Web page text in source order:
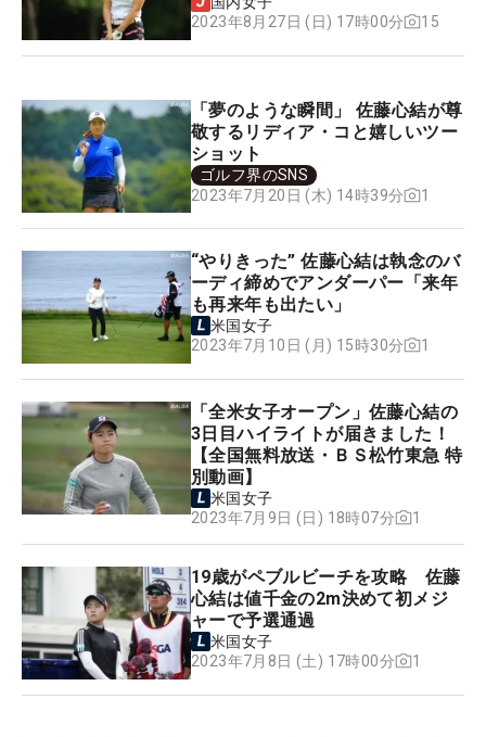
2023年8月27日 (日) 17時00分
15
「夢のような瞬間」 佐藤心結が尊
敬するリディア・コと嬉しいツー
ショット
ゴルフ界のSNS
2023年7月20日 (木) 14時39分
1
“やりきった” 佐藤心結は執念のバ
ーディ締めでアンダーパー「来年
も再来年も出たい」
米国女子
2023年7月10日 (月) 15時30分
1
「全米女子オープン」佐藤心結の
3日目ハイライトが届きました！
【全国無料放送・ＢＳ松竹東急 特
別動画】
米国女子
2023年7月9日 (日) 18時07分
1
19歳がペブルビーチを攻略 佐藤
心結は値千金の2m決めて初メジ
ャーで予選通過
米国女子
2023年7月8日 (土) 17時00分
1